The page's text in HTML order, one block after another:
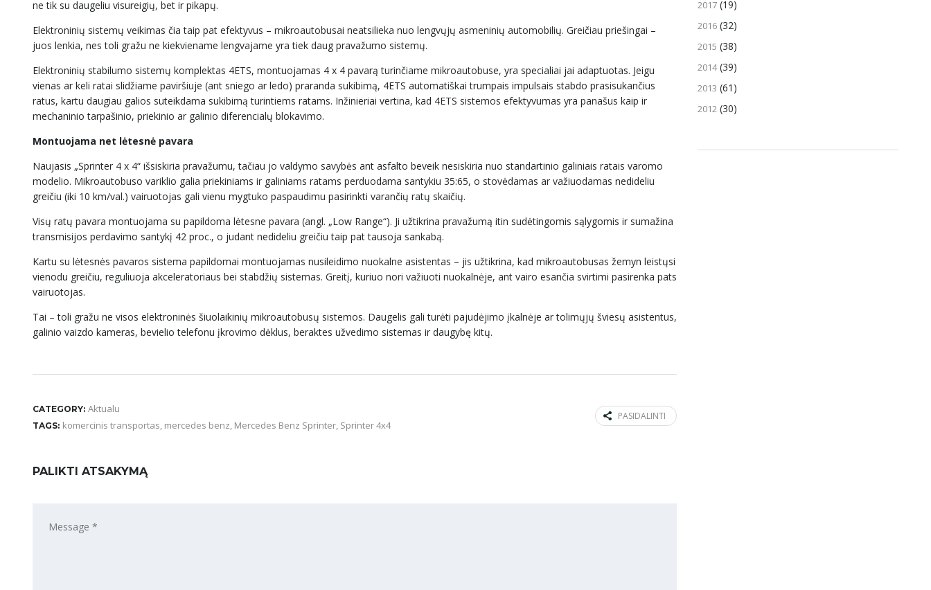
ne tik su daugeliu visureigių, bet ir pikapų.
Elektroninių sistemų veikimas čia taip pat efektyvus – mikroautobusai neatsilieka nuo lengvųjų asmeninių automobilių. Greičiau priešingai –
juos lenkia, nes toli gražu ne kiekviename lengvajame yra tiek daug pravažumo sistemų.
Elektroninių stabilumo sistemų komplektas 4ETS, montuojamas 4 x 4 pavarą turinčiame mikroautobuse, yra specialiai jai adaptuotas. Jeigu
vienas ar keli ratai slidžiame paviršiuje (ant sniego ar ledo) praranda sukibimą, 4ETS automatiškai trumpais impulsais stabdo prasisukančius
ratus, kartu daugiau galios suteikdama sukibimą turintiems ratams. Inžinieriai vertina, kad 4ETS sistemos efektyvumas yra panašus kaip ir
mechaninio tarpašinio, priekinio ar galinio diferencialų blokavimo.
Montuojama net lėtesnė pavara
Naujasis „Sprinter 4 x 4“ išsiskiria pravažumu, tačiau jo valdymo savybės ant asfalto beveik nesiskiria nuo standartinio galiniais ratais varomo
modelio. Mikroautobuso variklio galia priekiniams ir galiniams ratams perduodama santykiu 35:65, o stovėdamas ar važiuodamas nedideliu
greičiu (iki 10 km/val.) vairuotojas gali vienu mygtuko paspaudimu pasirinkti varančių ratų skaičių.
Visų ratų pavara montuojama su papildoma lėtesne pavara (angl. „Low Range“). Ji užtikrina pravažumą itin sudėtingomis sąlygomis ir sumažina
transmisijos perdavimo santykį 42 proc., o judant nedideliu greičiu taip pat tausoja sankabą.
Kartu su lėtesnės pavaros sistema papildomai montuojamas nusileidimo nuokalne asistentas – jis užtikrina, kad mikroautobusas žemyn leistųsi
vienodu greičiu, reguliuoja akceleratoriaus bei stabdžių sistemas. Greitį, kuriuo nori važiuoti nuokalnėje, ant vairo esančia svirtimi pasirenka pats
vairuotojas.
Tai – toli gražu ne visos elektroninės šiuolaikinių mikroautobusų sistemos. Daugelis gali turėti pajudėjimo įkalnėje ar tolimųjų šviesų asistentus,
galinio vaizdo kameras, bevielio telefonu įkrovimo dėklus, beraktes užvedimo sistemas ir daugybę kitų.
CATEGORY: Aktualu
TAGS: komercinis transportas, mercedes benz, Mercedes Benz Sprinter, Sprinter 4x4
PASIDALINTI
PALIKTI ATSAKYMĄ
2017 (19)
2016 (32)
2015 (38)
2014(39)
2013 (61)
2012 (30)